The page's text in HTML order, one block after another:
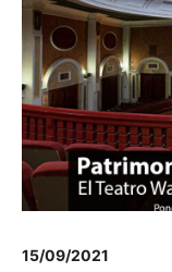
15/09/2021